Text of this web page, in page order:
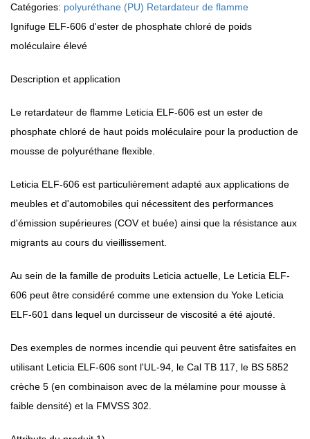
Catégories: polyuréthane (PU) Retardateur de flamme
Ignifuge ELF-606 d'ester de phosphate chloré de poids
moléculaire élevé
Description et application
Le retardateur de flamme Leticia ELF-606 est un ester de
phosphate chloré de haut poids moléculaire pour la production de
mousse de polyuréthane flexible.
Leticia ELF-606 est particulièrement adapté aux applications de
meubles et d'automobiles qui nécessitent des performances
d'émission supérieures (COV et buée) ainsi que la résistance aux
migrants au cours du vieillissement.
Au sein de la famille de produits Leticia actuelle, Le Leticia ELF-
606 peut être considéré comme une extension du Yoke Leticia
ELF-601 dans lequel un durcisseur de viscosité a été ajouté.
Des exemples de normes incendie qui peuvent être satisfaites en
utilisant Leticia ELF-606 sont l'UL-94, le Cal TB 117, le BS 5852
crèche 5 (en combinaison avec de la mélamine pour mousse à
faible densité) et la FMVSS 302.